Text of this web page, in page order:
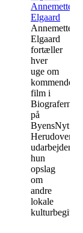
Annemette
Elgaard
Annemette
Elgaard
fortæller
hver
uge om
kommende
film i
Biograferne
på
ByensNyt.
Herudover
udarbejder
hun
opslag
om
andre
lokale